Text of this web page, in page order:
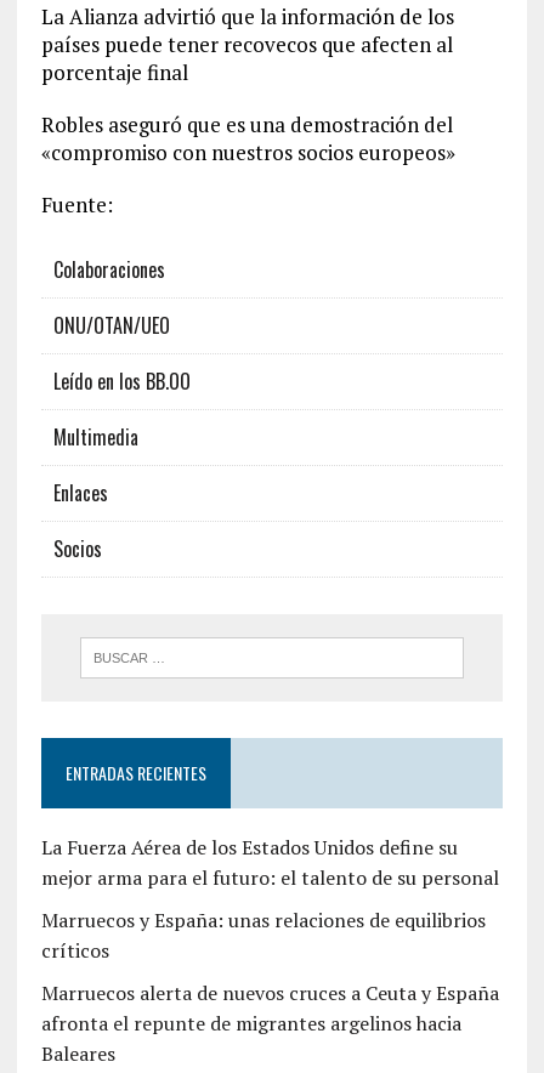
La Alianza advirtió que la información de los
países puede tener recovecos que afecten al
porcentaje final
Robles aseguró que es una demostración del
«compromiso con nuestros socios europeos»
Fuente:
Colaboraciones
ONU/OTAN/UEO
Leído en los BB.OO
Multimedia
Enlaces
Socios
ENTRADAS RECIENTES
La Fuerza Aérea de los Estados Unidos define su
mejor arma para el futuro: el talento de su personal
Marruecos y España: unas relaciones de equilibrios
críticos
Marruecos alerta de nuevos cruces a Ceuta y España
afronta el repunte de migrantes argelinos hacia
Baleares